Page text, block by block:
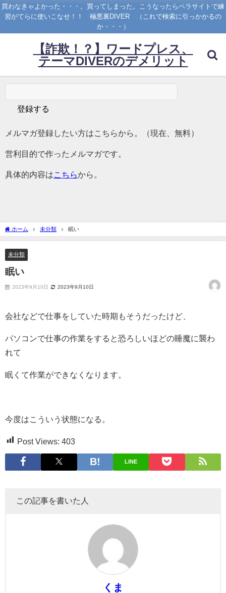
買わなきゃよかった・・・。買ってしまった。こうなったらペラサイトで練
習がてらに使いこなせ！！ 極悪裏DIVER （これで検索に引っかかるの
か・・・）
【詐欺！？】ワードプレス、
テーマDIVERのデメリット
メルマガ登録したい方はこちらから。（現在、無料）
営利目的で作ったメルマガです。
具体的内容は こちらから。
ホーム 未分類 眠い
未分類
眠い
2023年9月10日 2023年9月10日
会社などで仕事をしていた時期もそうだったけど、
パソコンで仕事の作業をすると恐ろしいほどの睡魔に襲わ
れて
眠くて作業ができなくなります。
今度はこういう状態になる。
Post Views: 403
LINE
この記事を書いた人
くま